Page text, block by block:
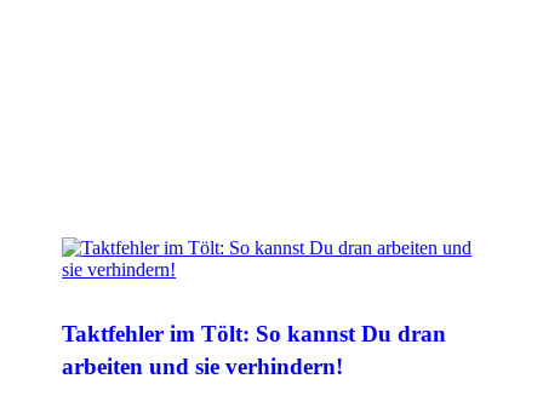
Taktfehler im Tölt: So kannst Du dran
arbeiten und sie verhindern!